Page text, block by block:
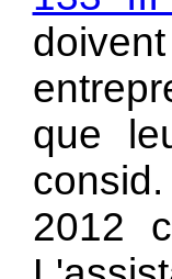
que
2012